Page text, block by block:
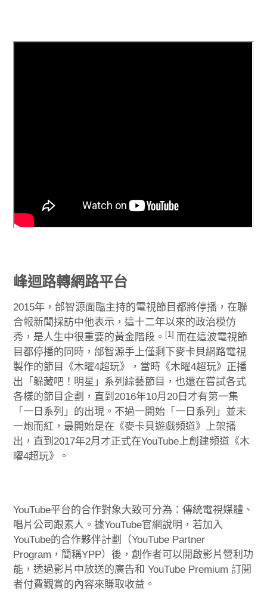
峰迴路轉網路平台
2015年，邰智源面臨主持的電視節目都將停播，在聯
合報新聞採訪中他表示，這十二年以來的政治模仿
秀，是人生中很重要的黃金階段。 [1] 而在這波電視節
目都停播的同時，邰智源手上僅剩下麥卡貝網路電視
製作的節目《木曜4超玩》，當時《木曜4超玩》正播
出「躲藏吧！明星」系列綜藝節目，也還在嘗試各式
各樣的節目企劃，直到2016年10月20日才有第一集
「一日系列」的出現。不過一開始「一日系列」並未
一炮而紅，最開始是在《麥卡貝遊戲頻道》上架播
出，直到2017年2月才正式在YouTube上創建頻道《木
曜4超玩》。
YouTube平台的合作對象大致可分為：傳統電視媒體、
唱片公司跟素人。據YouTube官網說明，若加入
YouTube的合作夥伴計劃（YouTube Partner
Program，簡稱YPP）後，創作者可以開啟影片營利功
能，透過影片中放送的廣告和 YouTube Premium 訂閱
者付費觀賞的內容來賺取收益。